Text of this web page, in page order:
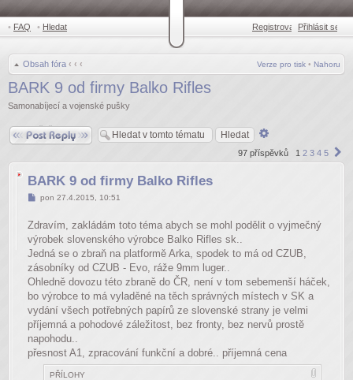
• FAQ • Hledat Registrovat •Přihlásit se
Obsah fóra ‹ ‹ ‹ Nahoru
Verze pro tisk •
BARK 9 od firmy Balko Rifles
Samonabíjecí a vojenské pušky
Odpovědět
97 příspěvků 1 2 3 4 5
BARK 9 od firmy Balko Rifles
Příspěvek
pon 27.4.2015, 10:51
Zdravím, zakládám toto téma abych se mohl podělit o vyjmečný
výrobek slovenského výrobce Balko Rifles sk..
Jedná se o zbraň na platformě Arka, spodek to má od CZUB,
zásobníky od CZUB - Evo, ráže 9mm luger..
Ohledně dovozu této zbraně do ČR, není v tom sebemenší háček,
bo výrobce to má vyladěné na těch správných místech v SK a
vydání všech potřebných papírů ze slovenské strany je velmi
příjemná a pohodové záležitost, bez fronty, bez nervů prostě
napohodu..
přesnost A1, zpracování funkční a dobré.. příjemná cena
PŘÍLOHY